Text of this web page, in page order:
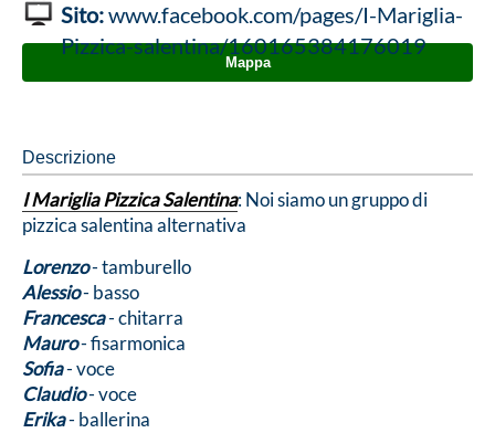
Sito:www.facebook.com/pages/I-Mariglia-
Pizzica-salentina/160165384176019
Mappa
Descrizione
I Mariglia Pizzica Salentina: Noi siamo un gruppo di
pizzica salentina alternativa
Lorenzo- tamburello
Alessio- basso
Francesca- chitarra
Mauro- fisarmonica
Sofia- voce
Claudio- voce
Erika- ballerina